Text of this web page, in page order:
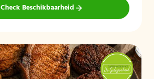
Check Beschikbaarheid